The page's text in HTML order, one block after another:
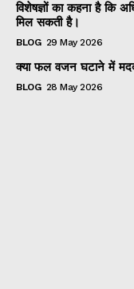
विशेषज्ञों का कहना है कि
मिल सकती है।
BLOG 29 May 2026
क्या फल वजन घटाने में मदद
BLOG 28 May 2026